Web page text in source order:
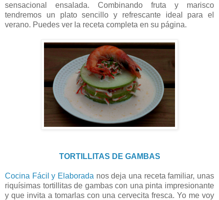
sensacional ensalada. Combinando fruta y marisco
tendremos un plato sencillo y refrescante ideal para el
verano. Puedes ver la receta completa en su página.
TORTILLITAS DE GAMBAS
Cocina Fácil y Elaborada nos deja una receta familiar, unas
riquísimas tortillitas de gambas con una pinta impresionante
y que invita a tomarlas con una cervecita fresca. Yo me voy